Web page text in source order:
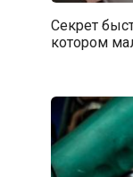
Секрет
котором